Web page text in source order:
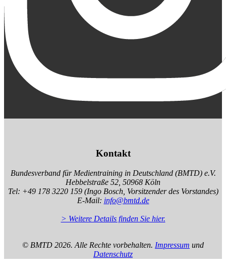
Kontakt
Bundesverband für Medientraining in Deutschland (BMTD) e.V.
Hebbelstraße 52, 50968 Köln
Tel: +49 178 3220 159 (Ingo Bosch, Vorsitzender des Vorstandes)
E-Mail: info@bmtd.de
> Weitere Details finden Sie hier.
© BMTD 2026. Alle Rechte vorbehalten. Impressum und
Datenschutz